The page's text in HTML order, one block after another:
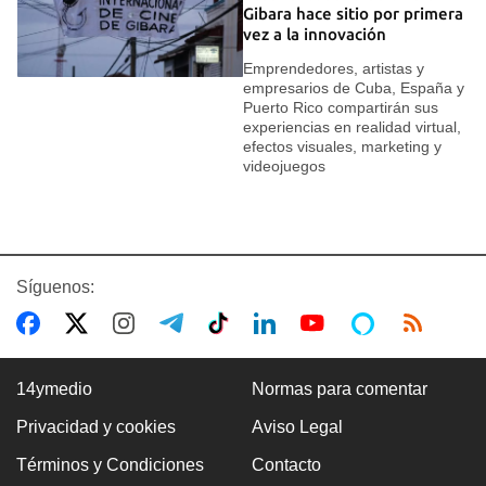
Gibara hace sitio por primera
vez a la innovación
Emprendedores, artistas y
empresarios de Cuba, España y
Puerto Rico compartirán sus
experiencias en realidad virtual,
efectos visuales, marketing y
videojuegos
Síguenos:
14ymedio Normas para comentar
Privacidad y cookies Aviso Legal
Términos y Condiciones Contacto